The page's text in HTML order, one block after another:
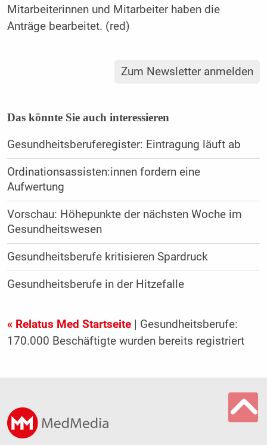
Mitarbeiterinnen und Mitarbeiter haben die
Anträge bearbeitet. (red)
Zum Newsletter anmelden
Das könnte Sie auch interessieren
Gesundheitsberuferegister: Eintragung läuft ab
Ordinationsassisten:innen fordern eine
Aufwertung
Vorschau: Höhepunkte der nächsten Woche im
Gesundheitswesen
Gesundheitsberufe kritisieren Spardruck
Gesundheitsberufe in der Hitzefalle
« Relatus Med Startseite| Gesundheitsberufe:
170.000 Beschäftigte wurden bereits registriert